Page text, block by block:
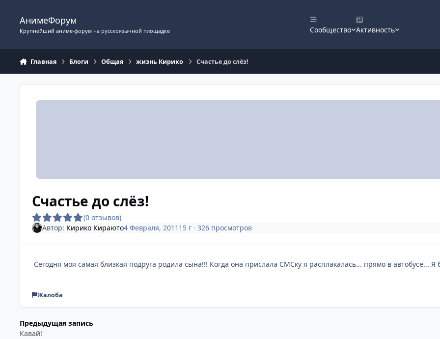
АнимеФорум
Крупнейший аниме-форум на русскоязычной площадке Сообщество Активность
Главная Блоги Общая жизнь Кирико Счастье до слёз!
Счастье до слёз!
(0 отзывов)
Автор: Кирико Кираюто4 Февраля, 2011 15 г· 326 просмотров
Сегодня моя самая близкая подруга родила сына!!! Когда она прислала СМСку я расплакалась... прямо в автобусе...
Жалоба
Предыдущая запись
Кавай!